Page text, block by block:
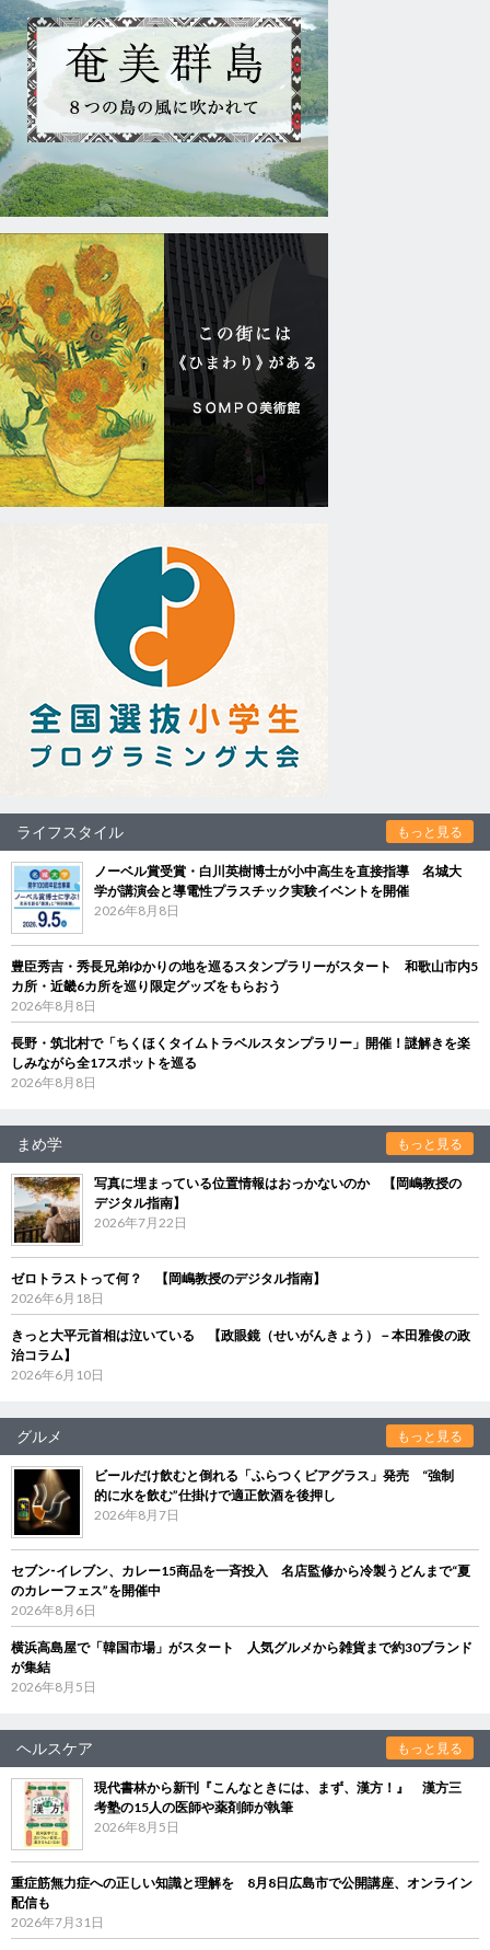
ライフスタイル もっと見る
ノーベル賞受賞・白川英樹博士が小中高生を直接指導 名城大
学が講演会と導電性プラスチック実験イベントを開催
2026年8月8日
豊臣秀吉・秀長兄弟ゆかりの地を巡るスタンプラリーがスタート 和歌山市内5
カ所・近畿6カ所を巡り限定グッズをもらおう
2026年8月8日
長野・筑北村で「ちくほくタイムトラベルスタンプラリー」開催！謎解きを楽
しみながら全17スポットを巡る
2026年8月8日
まめ学 もっと見る
写真に埋まっている位置情報はおっかないのか 【岡嶋教授の
デジタル指南】
2026年7月22日
ゼロトラストって何？ 【岡嶋教授のデジタル指南】
2026年6月18日
きっと大平元首相は泣いている 【政眼鏡（せいがんきょう）－本田雅俊の政
治コラム】
2026年6月10日
グルメ もっと見る
ビールだけ飲むと倒れる「ふらつくビアグラス」発売 “強制
的に水を飲む”仕掛けで適正飲酒を後押し
2026年8月7日
セブン‐イレブン、カレー15商品を一斉投入 名店監修から冷製うどんまで“夏
のカレーフェス”を開催中
2026年8月6日
横浜高島屋で「韓国市場」がスタート 人気グルメから雑貨まで約30ブランド
が集結
2026年8月5日
ヘルスケア もっと見る
現代書林から新刊『こんなときには、まず、漢方！』 漢方三
考塾の15人の医師や薬剤師が執筆
2026年8月5日
重症筋無力症への正しい知識と理解を 8月8日広島市で公開講座、オンライン
配信も
2026年7月31日